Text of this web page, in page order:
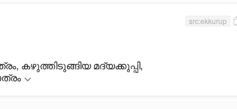
src:ekkurup
കഴുത്തിടുങ്ങിയ മദ്യക്കുപ്പി,